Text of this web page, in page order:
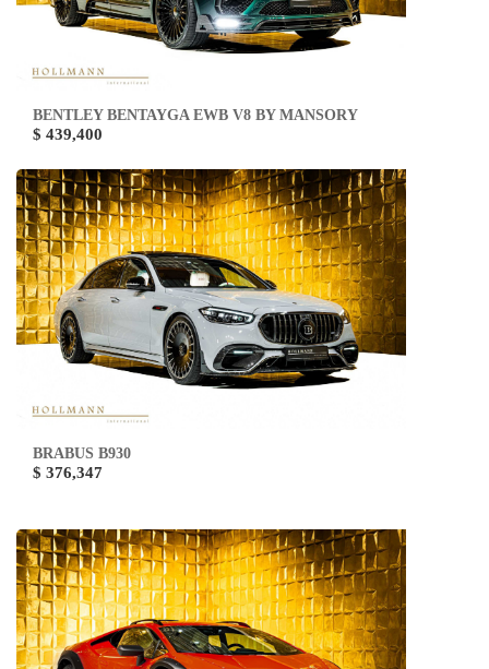
BENTLEY BENTAYGA EWB V8 BY MANSORY
$ 439,400
BRABUS B930
$ 376,347